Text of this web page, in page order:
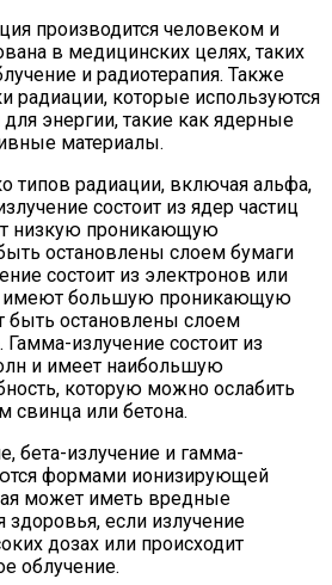
производится человеком и
в медицинских целях, таких
и радиотерапия. Также
радиации, которые используются
энергии, такие как ядерные
материалы.
типов радиации, включая альфа,
состоит из ядер частиц
низкую проникающую
остановлены слоем бумаги
состоит из электронов или
имеют большую проникающую
быть остановлены слоем
излучение состоит из
и имеет наибольшую
которую можно ослабить
свинца или бетона.
бета-излучение и гамма-
формами ионизирующей
может иметь вредные
здоровья, если излучение
дозах или происходит
облучение.